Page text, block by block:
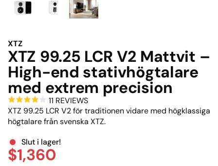
XTZ
XTZ 99.25 LCR V2 Mattvit –
High-end stativhögtalare
med extrem precision
11 REVIEWS
XTZ 99.25 LCR V2 för traditionen vidare med högklassiga
högtalare från svenska XTZ.
Slut i lager!
$1,360